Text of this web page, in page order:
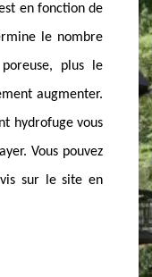
nettoyage ou le
matériau de
choisi et de la
du chantier.
en ligne sur
à notre siège
permettra de
74150
car
haut